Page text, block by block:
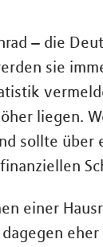
– die
sie
liegen.
sollte über
einer